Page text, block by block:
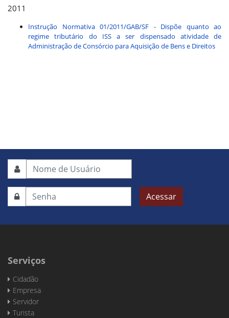
2011
Instrução Normativa 01/2011/GAB/SF - Dispõe quanto ao
regime tributário do ISS a ser dispensado atividade de
Administração de Consórcio para Aquisição de Bens e Direitos
Acessar
Serviços
Cidadão
Empresa
Servidor
Turista